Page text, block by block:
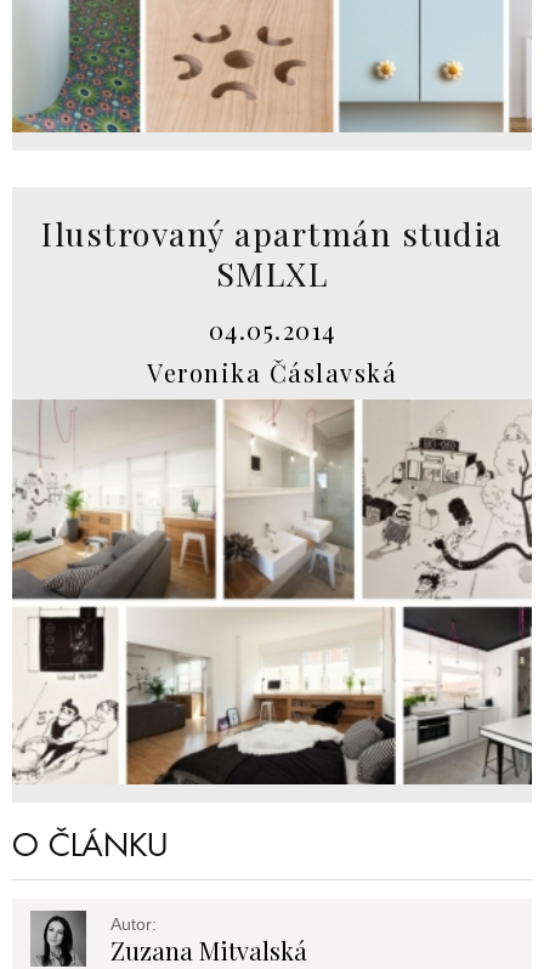
Ilustrovaný apartmán studia
SMLXL
04.05.2014
Veronika Čáslavská
O ČLÁNKU
Autor:
Zuzana Mitvalská